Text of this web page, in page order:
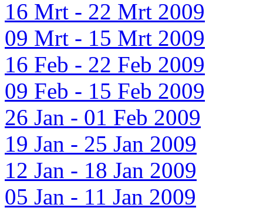
16 Mrt - 22 Mrt 2009
09 Mrt - 15 Mrt 2009
16 Feb - 22 Feb 2009
09 Feb - 15 Feb 2009
26 Jan - 01 Feb 2009
19 Jan - 25 Jan 2009
12 Jan - 18 Jan 2009
05 Jan - 11 Jan 2009